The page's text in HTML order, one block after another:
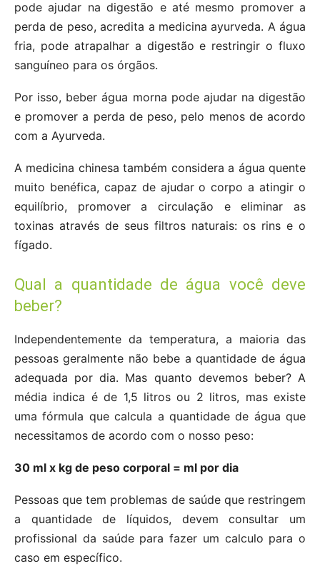
pode ajudar na digestão e até mesmo promover a
perda de peso, acredita a medicina ayurveda. A água
fria, pode atrapalhar a digestão e restringir o fluxo
sanguíneo para os órgãos.
Por isso, beber água morna pode ajudar na digestão
e promover a perda de peso, pelo menos de acordo
com a Ayurveda.
A medicina chinesa também considera a água quente
muito benéfica, capaz de ajudar o corpo a atingir o
equilíbrio, promover a circulação e eliminar as
toxinas através de seus filtros naturais: os rins e o
fígado.
Qual a quantidade de água você deve
beber?
Independentemente da temperatura, a maioria das
pessoas geralmente não bebe a quantidade de água
adequada por dia. Mas quanto devemos beber? A
média indica é de 1,5 litros ou 2 litros, mas existe
uma fórmula que calcula a quantidade de água que
necessitamos de acordo com o nosso peso:
30 ml x kg de peso corporal = ml por dia
Pessoas que tem problemas de saúde que restringem
a quantidade de líquidos, devem consultar um
profissional da saúde para fazer um calculo para o
caso em específico.